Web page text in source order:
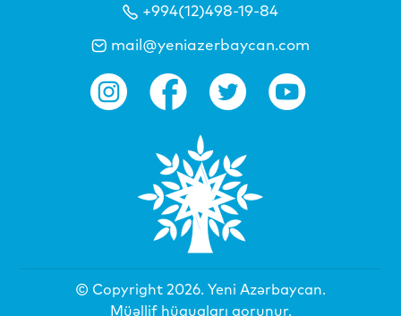
+994(12)498-19-84
mail@yeniazerbaycan.com
© Copyright 2026. Yeni Azərbaycan.
Müəllif hüquqları qorunur.